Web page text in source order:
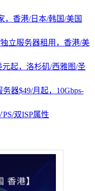
，香港/日本/韩国/美国
立服务器租用，香港/美
元起，洛杉矶/西雅图/圣
器$49/月起，10Gbps-
双ISP属性